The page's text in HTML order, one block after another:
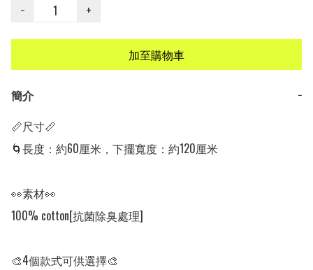
−
+
加至購物車
簡介
−
📏尺寸📏
🌀長度：約60厘米，下擺寬度：約120厘米
👀素材👀
100% cotton[抗菌除臭處理]
🎨4個款式可供選擇🎨